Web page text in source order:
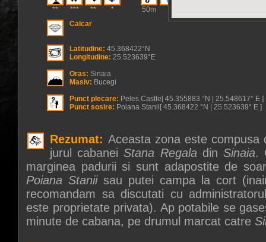
** *** ** *
50m
Calcar
Latitudine:45.368422°N
Longitudine:25.523639°E
Oras: Sinaia
Masiv: Bucegi
Punct plecare: Peles Castle[ 45.355883 °N | 25.548617° E ]
Punct sosire: Poiana Stanii[ 45.368422 °N | 25.523639° E ]
Rezumat: Aceasta zona este compusa
jurul cabaneiStana Regala din Sinaia.
marginea padurii si sunt adapostite de
Poiana Staniisau putei campa la cort
recomandam sa discutati cu
este proprietate privata). Ap potabile se
minute de cabana, pe drumul marcat catre